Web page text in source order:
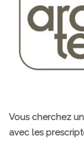
Vous cherchez
avec les